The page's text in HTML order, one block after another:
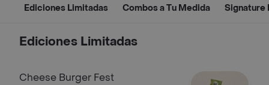
Ediciones Limitadas Combos a Tu Medida Signature
Ediciones Limitadas
Cheese Burger Fest